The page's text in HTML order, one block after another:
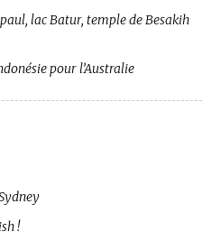
lac Batur, temple de Besakih
pour l’Australie
!